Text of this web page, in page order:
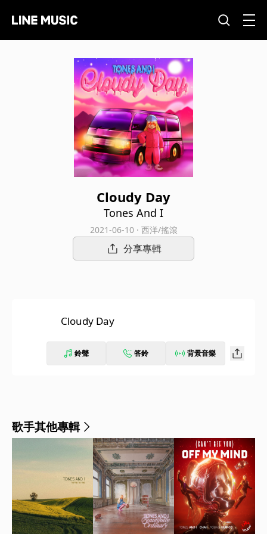
Cloudy Day
Tones And I
2021-06-10 · 西洋/搖滾
分享專輯
Cloudy Day
鈴聲 答鈴 背景音樂
歌手其他專輯